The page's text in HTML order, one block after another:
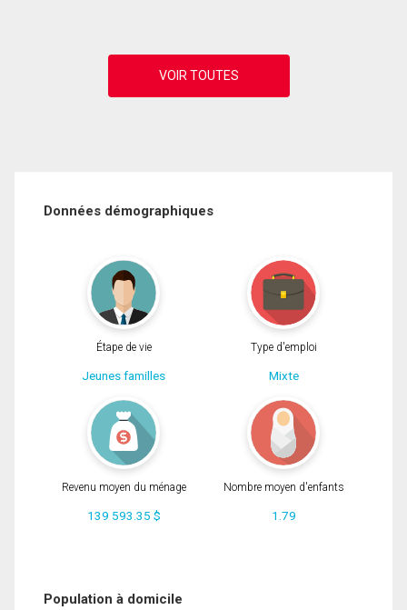
Données démographiques
Étape de vie
Jeunes familles
Type d'emploi
Mixte
Revenu moyen du ménage
139 593.35 $
Nombre moyen d'enfants
1.79
Population à domicile